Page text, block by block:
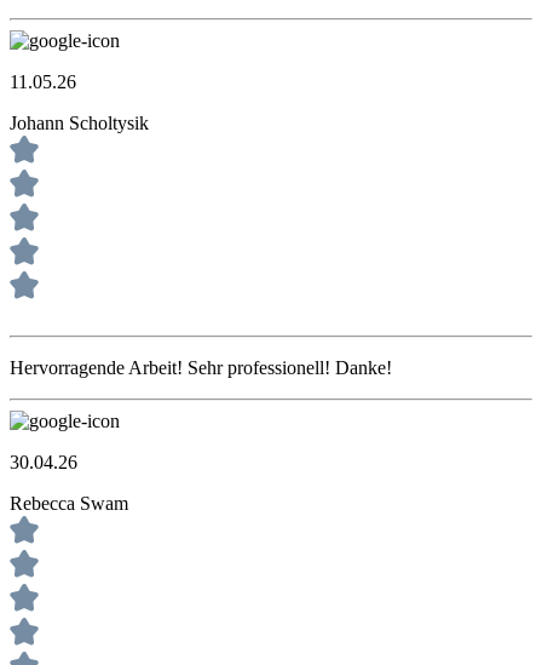
11.05.26
Johann Scholtysik
Hervorragende Arbeit! Sehr professionell! Danke!
30.04.26
Rebecca Swam